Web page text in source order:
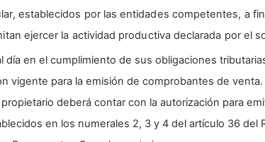
establecidos por las entidades competentes, a
ejercer la actividad productiva declarada por el
día en el cumplimiento de sus obligaciones
vigente para la emisión de comprobantes de
deberá contar con la autorización para
en los numerales 2, 3 y 4 del artículo 36 del